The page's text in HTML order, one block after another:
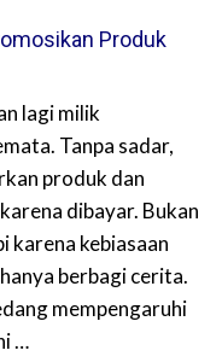
Produk
lagi milik
Tanpa sadar,
produk dan
dibayar. Bukan
karena kebiasaan
berbagi cerita.
mempengaruhi
…